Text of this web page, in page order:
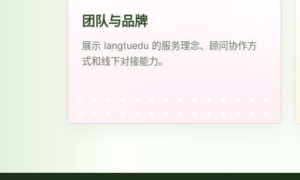
团队与品牌
展示 langtuedu 的服务理念、顾问协作方
式和线下对接能力。